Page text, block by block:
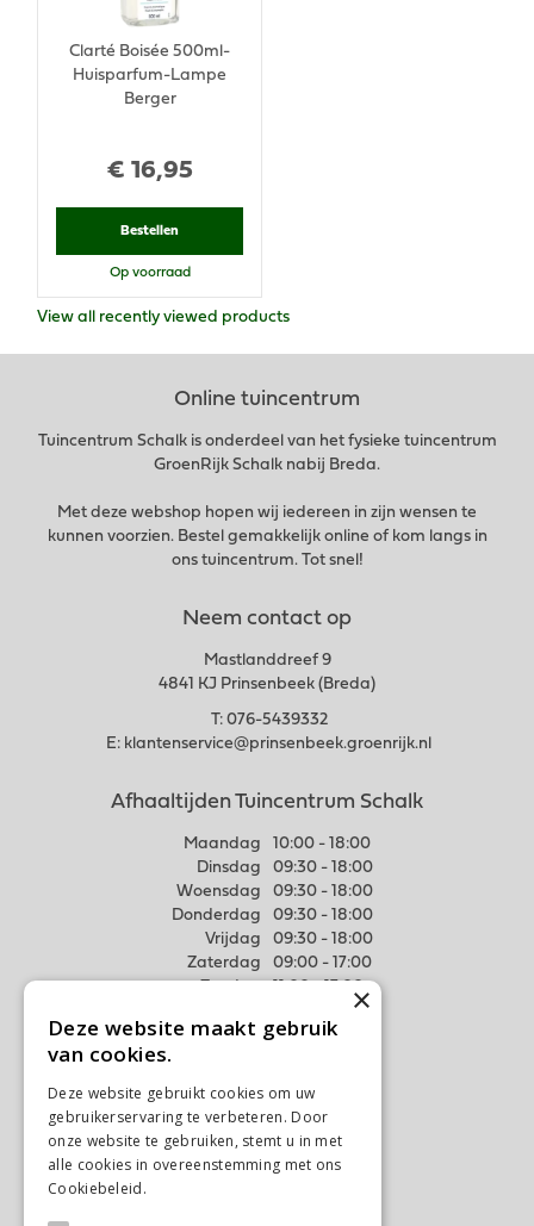
€ 16,95
Clarté Boisée 500ml-
Huisparfum-Lampe
Berger
Bestellen
Op voorraad
View all recently viewed products
Online tuincentrum
Tuincentrum Schalk is onderdeel van het fysieke tuincentrum
GroenRijk Schalk nabij Breda.
Met deze webshop hopen wij iedereen in zijn wensen te
kunnen voorzien. Bestel gemakkelijk online of kom langs in
ons tuincentrum. Tot snel!
Neem contact op
Mastlanddreef 9
4841 KJ Prinsenbeek (Breda)
T: 076-5439332
E: klantenservice@prinsenbeek.groenrijk.nl
Afhaaltijden Tuincentrum Schalk
Maandag
10:00 - 18:00
Dinsdag
09:30 - 18:00
Woensdag
09:30 - 18:00
Donderdag
09:30 - 18:00
Vrijdag
09:30 - 18:00
Zaterdag
09:00 - 17:00
Meer weten
Algemene voorwaarden
Privacy Statement
Disclaimer
×
Deze website maakt gebruik
van cookies.
Deze website gebruikt cookies om uw
gebruikerservaring te verbeteren. Door
onze website te gebruiken, stemt u in met
alle cookies in overeenstemming met ons
Cookiebeleid.